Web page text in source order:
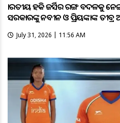
ଭାରତୀୟ ହକି ଜର୍ସିର ରଙ୍ଗ ବଦଳକୁ
ସରକାରଙ୍କୁ ନବୀନ ଓ ପ୍ରିୟଙ୍କାଙ୍କ ତୀବ୍ର
July 31, 2026 | 11:56 AM